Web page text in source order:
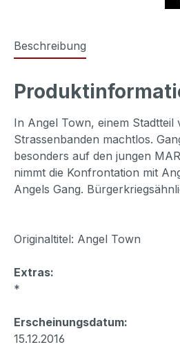
Beschreibung
In Angel Town, einem Stadtteil
Strassenbanden machtlos.
besonders auf den jungen
nimmt die Konfrontation mit
Angels Gang.
Originaltitel: Angel Town
Extras:
*
Erscheinungsdatum:
15.12.2016